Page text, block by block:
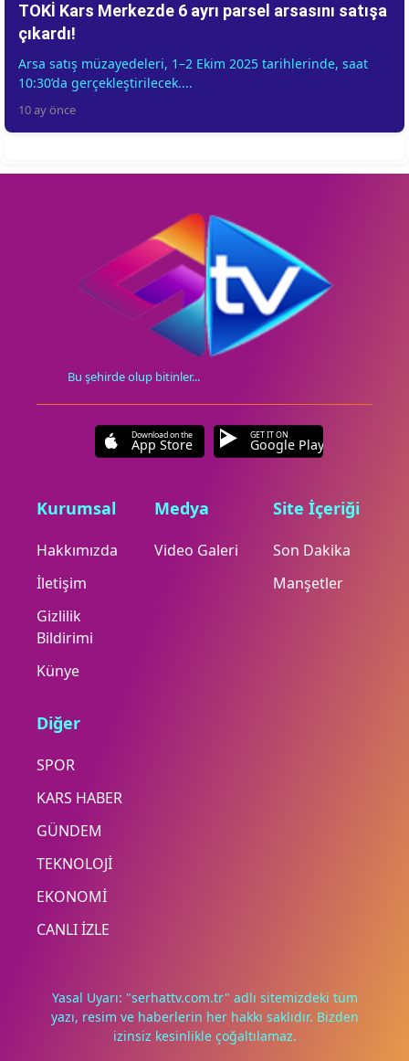
TOKİ Kars Merkezde 6 ayrı parsel arsasını satışa
çıkardı!
Arsa satış müzayedeleri, 1–2 Ekim 2025 tarihlerinde, saat
10:30’da gerçekleştirilecek....
10 ay önce
Bu şehirde olup bitinler...
Download on the
App Store
GET IT ON
Google Play
Kurumsal
Hakkımızda
İletişim
Gizlilik
Bildirimi
Künye
Medya
Video Galeri
Site İçeriği
Son Dakika
Manşetler
Diğer
SPOR
KARS HABER
GÜNDEM
TEKNOLOJİ
EKONOMİ
CANLI İZLE
Yasal Uyarı: "serhattv.com.tr" adlı sitemizdeki tüm
yazı, resim ve haberlerin her hakkı saklıdır. Bizden
izinsiz kesinlikle çoğaltılamaz.